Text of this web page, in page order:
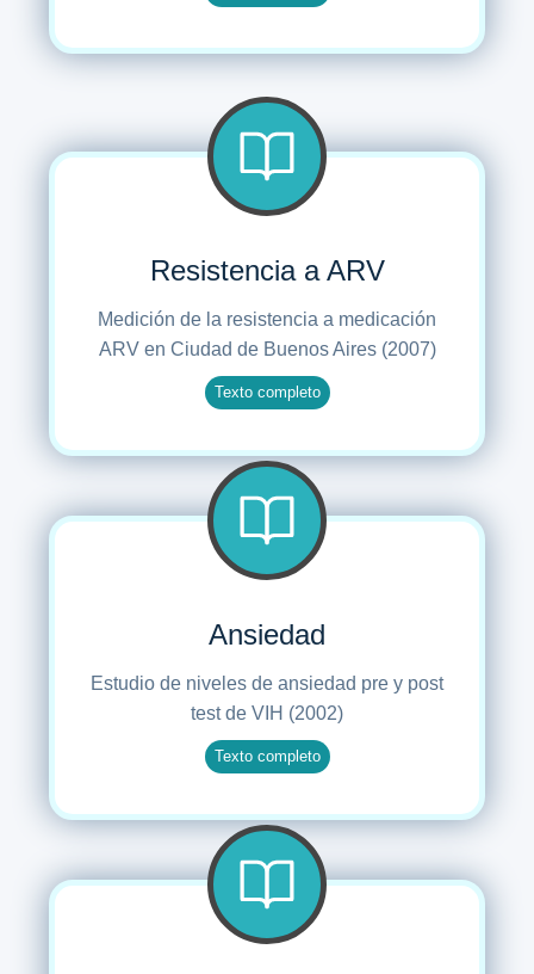
Resistencia a ARV
Medición de la resistencia a medicación
ARV en Ciudad de Buenos Aires (2007)
Texto completo
Ansiedad
Estudio de niveles de ansiedad pre y post
test de VIH (2002)
Texto completo